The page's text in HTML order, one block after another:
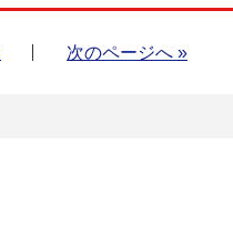
次のページへ »